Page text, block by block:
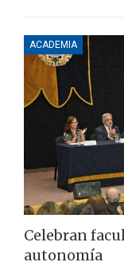
ACADEMIA
Celebran
autonomía